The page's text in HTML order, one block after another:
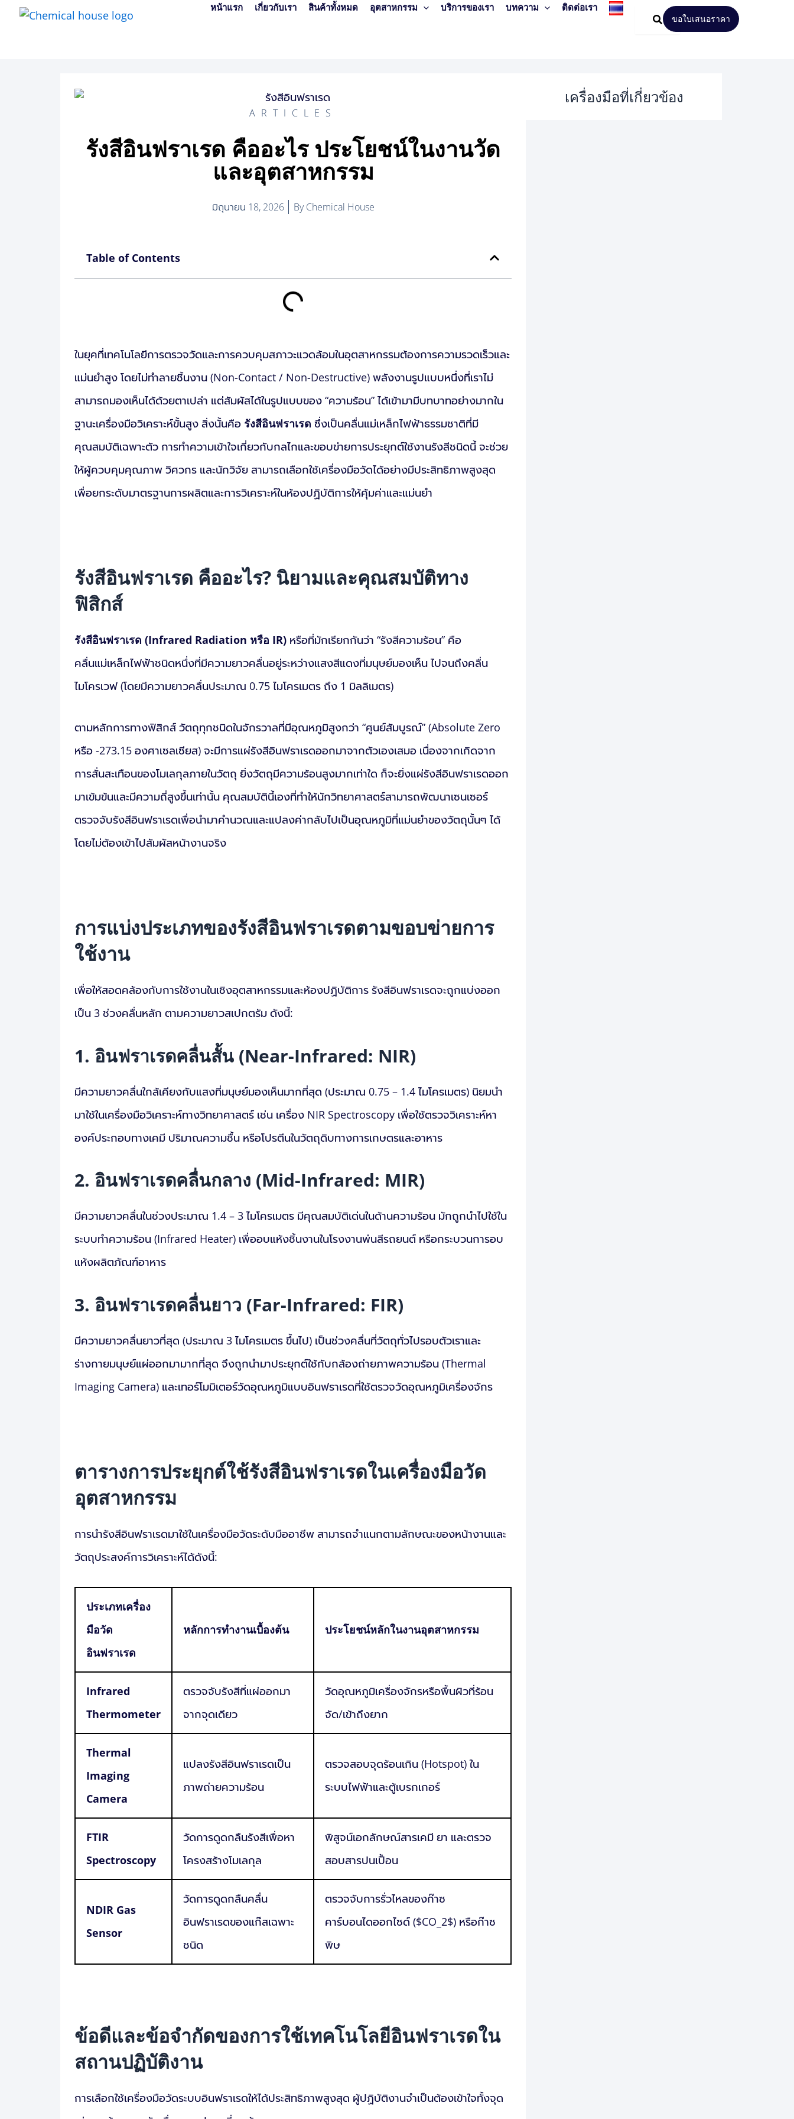
Skip
หน้าแรก เกี่ยวกับเรา สินค้าทั้งหมด อุตสาหกรรม บริการของเรา บทความ ติดต่อเรา
ขอใบเสนอราคา
ARTICLES
รังสีอินฟราเรด คืออะไร ประโยชน์ในงานวัด
และอุตสาหกรรม
มิถุนายน 18, 2026 ByChemical House
Table of Contents
ในยุคที่เทคโนโลยีการตรวจวัดและการควบคุมสภาวะแวดล้อมในอุตสาหกรรมต้องการความรวดเร็วและ
แม่นยำสูง โดยไม่ทำลายชิ้นงาน (Non-Contact / Non-Destructive) พลังงานรูปแบบหนึ่งที่เราไม่
สามารถมองเห็นได้ด้วยตาเปล่า แต่สัมผัสได้ในรูปแบบของ “ความร้อน” ได้เข้ามามีบทบาทอย่างมากใน
ฐานะเครื่องมือวิเคราะห์ขั้นสูง สิ่งนั้นคือ รังสีอินฟราเรด ซึ่งเป็นคลื่นแม่เหล็กไฟฟ้าธรรมชาติที่มี
คุณสมบัติเฉพาะตัว การทำความเข้าใจเกี่ยวกับกลไกและขอบข่ายการประยุกต์ใช้งานรังสีชนิดนี้ จะช่วย
ให้ผู้ควบคุมคุณภาพ วิศวกร และนักวิจัย สามารถเลือกใช้เครื่องมือวัดได้อย่างมีประสิทธิภาพสูงสุด
เพื่อยกระดับมาตรฐานการผลิตและการวิเคราะห์ในห้องปฏิบัติการให้คุ้มค่าและแม่นยำ
รังสีอินฟราเรด คืออะไร? นิยามและคุณสมบัติทาง
ฟิสิกส์
รังสีอินฟราเรด (Infrared Radiation หรือ IR) หรือที่มักเรียกกันว่า “รังสีความร้อน” คือ
คลื่นแม่เหล็กไฟฟ้าชนิดหนึ่งที่มีความยาวคลื่นอยู่ระหว่างแสงสีแดงที่มนุษย์มองเห็น ไปจนถึงคลื่น
ไมโครเวฟ (โดยมีความยาวคลื่นประมาณ 0.75 ไมโครเมตร ถึง 1 มิลลิเมตร)
ตามหลักการทางฟิสิกส์ วัตถุทุกชนิดในจักรวาลที่มีอุณหภูมิสูงกว่า “ศูนย์สัมบูรณ์” (Absolute Zero
หรือ -273.15 องศาเซลเซียส) จะมีการแผ่รังสีอินฟราเรดออกมาจากตัวเองเสมอ เนื่องจากเกิดจาก
การสั่นสะเทือนของโมเลกุลภายในวัตถุ ยิ่งวัตถุมีความร้อนสูงมากเท่าใด ก็จะยิ่งแผ่รังสีอินฟราเรดออก
มาเข้มข้นและมีความถี่สูงขึ้นเท่านั้น คุณสมบัตินี้เองที่ทำให้นักวิทยาศาสตร์สามารถพัฒนาเซนเซอร์
ตรวจจับรังสีอินฟราเรดเพื่อนำมาคำนวณและแปลงค่ากลับไปเป็นอุณหภูมิที่แม่นยำของวัตถุนั้นๆ ได้
โดยไม่ต้องเข้าไปสัมผัสหน้างานจริง
การแบ่งประเภทของรังสีอินฟราเรดตามขอบข่ายการ
ใช้งาน
เพื่อให้สอดคล้องกับการใช้งานในเชิงอุตสาหกรรมและห้องปฏิบัติการ รังสีอินฟราเรดจะถูกแบ่งออก
เป็น 3 ช่วงคลื่นหลัก ตามความยาวสเปกตรัม ดังนี้:
1. อินฟราเรดคลื่นสั้น (Near-Infrared: NIR)
มีความยาวคลื่นใกล้เคียงกับแสงที่มนุษย์มองเห็นมากที่สุด (ประมาณ 0.75 – 1.4 ไมโครเมตร) นิยมนำ
มาใช้ในเครื่องมือวิเคราะห์ทางวิทยาศาสตร์ เช่น เครื่อง NIR Spectroscopy เพื่อใช้ตรวจวิเคราะห์หา
องค์ประกอบทางเคมี ปริมาณความชื้น หรือโปรตีนในวัตถุดิบทางการเกษตรและอาหาร
2. อินฟราเรดคลื่นกลาง (Mid-Infrared: MIR)
มีความยาวคลื่นในช่วงประมาณ 1.4 – 3 ไมโครเมตร มีคุณสมบัติเด่นในด้านความร้อน มักถูกนำไปใช้ใน
ระบบทำความร้อน (Infrared Heater) เพื่ออบแห้งชิ้นงานในโรงงานพ่นสีรถยนต์ หรือกระบวนการอบ
แห้งผลิตภัณฑ์อาหาร
3. อินฟราเรดคลื่นยาว (Far-Infrared: FIR)
มีความยาวคลื่นยาวที่สุด (ประมาณ 3 ไมโครเมตร ขึ้นไป) เป็นช่วงคลื่นที่วัตถุทั่วไปรอบตัวเราและ
ร่างกายมนุษย์แผ่ออกมามากที่สุด จึงถูกนำมาประยุกต์ใช้กับกล้องถ่ายภาพความร้อน (Thermal
Imaging Camera) และเทอร์โมมิเตอร์วัดอุณหภูมิแบบอินฟราเรดที่ใช้ตรวจวัดอุณหภูมิเครื่องจักร
ตารางการประยุกต์ใช้รังสีอินฟราเรดในเครื่องมือวัด
อุตสาหกรรม
การนำรังสีอินฟราเรดมาใช้ในเครื่องมือวัดระดับมืออาชีพ สามารถจำแนกตามลักษณะของหน้างานและ
วัตถุประสงค์การวิเคราะห์ได้ดังนี้:
ประเภทเครื่อง
มือวัด
อินฟราเรด
หลักการทำงานเบื้องต้น ประโยชน์หลักในงานอุตสาหกรรม
Infrared
Thermometer
ตรวจจับรังสีที่แผ่ออกมา
จากจุดเดียว
วัดอุณหภูมิเครื่องจักรหรือพื้นผิวที่ร้อน
จัด/เข้าถึงยาก
Thermal
Imaging
Camera
แปลงรังสีอินฟราเรดเป็น
ภาพถ่ายความร้อน
ตรวจสอบจุดร้อนเกิน (Hotspot) ใน
ระบบไฟฟ้าและตู้เบรกเกอร์
FTIR
Spectroscopy
วัดการดูดกลืนรังสีเพื่อหา
โครงสร้างโมเลกุล
พิสูจน์เอกลักษณ์สารเคมี ยา และตรวจ
สอบสารปนเปื้อน
NDIR Gas
Sensor
วัดการดูดกลืนคลื่น
อินฟราเรดของแก๊สเฉพาะ
ชนิด
ตรวจจับการรั่วไหลของก๊าซ
คาร์บอนไดออกไซด์ ($CO_2$) หรือก๊าซ
พิษ
ข้อดีและข้อจำกัดของการใช้เทคโนโลยีอินฟราเรดใน
สถานปฏิบัติงาน
การเลือกใช้เครื่องมือวัดระบบอินฟราเรดให้ได้ประสิทธิภาพสูงสุด ผู้ปฏิบัติงานจำเป็นต้องเข้าใจทั้งจุด
เครื่องมือที่เกี่ยวข้อง